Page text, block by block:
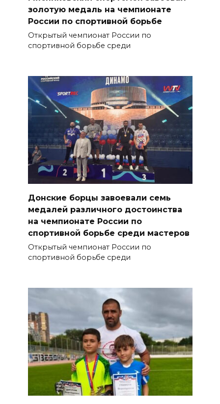
золотую медаль на чемпионате
России по спортивной борьбе
Открытый чемпионат России по
спортивной борьбе среди
Донские борцы завоевали семь
медалей различного достоинства
на чемпионате России по
спортивной борьбе среди мастеров
Открытый чемпионат России по
спортивной борьбе среди